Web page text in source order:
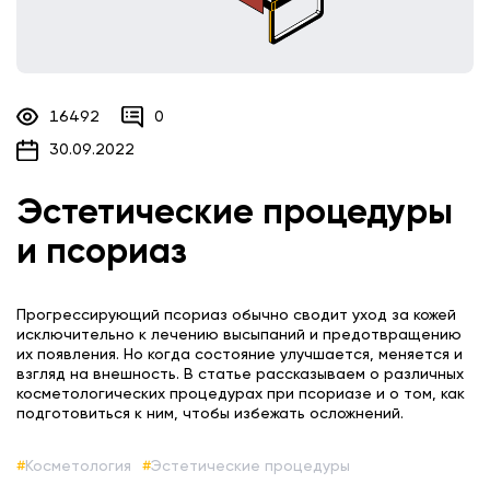
16492 0
30.09.2022
Эстетические процедуры
и псориаз
Прогрессирующий псориаз обычно сводит уход за кожей
исключительно к лечению высыпаний и предотвращению
их появления. Но когда состояние улучшается, меняется и
взгляд на внешность. В статье рассказываем о различных
косметологических процедурах при псориазе и о том, как
подготовиться к ним, чтобы избежать осложнений.
Косметология Эстетические процедуры